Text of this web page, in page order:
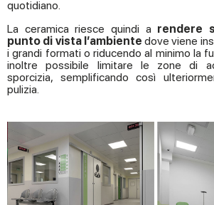
quotidiano.
La ceramica riesce quindi a rendere
punto di vista l’ambientedove viene
i grandi formati o riducendo al minimo la
inoltre possibile limitare le zone di
sporcizia, semplificando così
pulizia.